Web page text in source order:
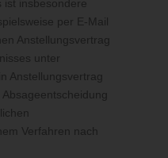
ist insbesondere
per E-Mail
Anstellungsvertrag
unter
Anstellungsvertrag
Verfahren nach